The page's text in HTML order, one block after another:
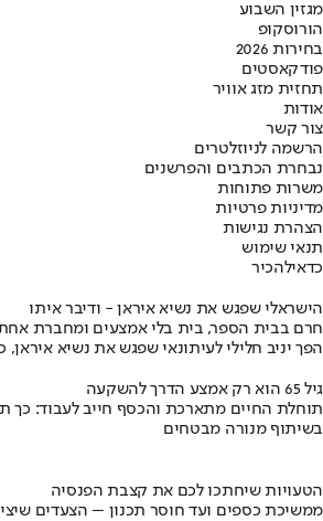
מגזין השבוע
הורוסקופ
בחירות 2026
פודקאסטים
תחזית מזג אוויר
אודות
צור קשר
הרשמה לניוזלטרים
נבחרת הכתבים והפרשנים
משרות פתוחות
מדיניות פרטיות
הצהרת נגישות
תנאי שימוש
כדאילהכיר
הישראלי שפגש את נשיא איראן - ודיבר איתו
חרם בבית הספר, בית בלי אמצעים ומחברת
הפך יניב חלילי לעיתונאי שפגש את נשיא איראן,
גיל 65 הוא רק אמצע הדרך להשקעה
תוחלת החיים מתארכת והכסף חייב לעבוד: כך
בשיתוף מנורה מבטחים
הטעויות שיחתכו לכם את קצבת הפנסיה
ממשיכת כספים ועד חוסר תכנון – הצעדים